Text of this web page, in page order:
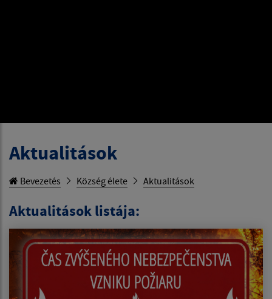
Aktualitások
Bevezetés Község élete Aktualitások
Aktualitások listája: